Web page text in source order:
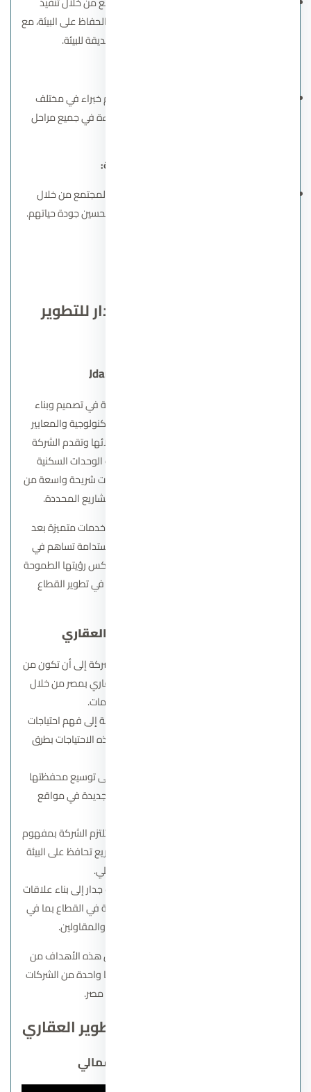
مشروعات تحقق توازنًا بين التنمية الاقتصادية والحفاظ على البيئة، مع
توفير بنى تحتية مستدامة ومرافق صديقة للبيئة.
تعتمد الشركة على فريق عمل متكامل يضم خبراء في مختلف
المجالات، مما يضمن تحقيق التكامل والكفاءة في جميع مراحل
تحرص شركة جدار على المشاركة في تنمية المجتمع من خلال
مبادرات ومشروعات تخدم الأفراد وتسهم في تحسين جودة حياتهم.
مميزات وأهداف شركة جدار للتطوير
تتميز شركة جدار للتطوير العقاري بجودة عالية في تصميم وبناء
مشاريعها حيث تعتمد على أحدث الأساليب التكنولوجية والمعايير
العالمية لضمان تقديم أفضل المنتجات لعملائها وتقدم الشركة
مجموعة متنوعة من المشاريع بما في ذلك الوحدات السكنية
والفيلات والمجمعات التجارية، مما يلبي احتياجات شريحة واسعة من
العملاء كما تلتزم جدار بمواعيد تسليم المشاريع المحددة.
بالإضافة إلى ذلك تركز شركة جدار على تقديم خدمات متميزة بعد
البيع وتسعى الشركة إلى تطوير مشروعات مستدامة تساهم في
الحفاظ على البيئة وتحسين جودة الحياة مما يعكس رؤيتها الطموحة
في تحقيق التنمية المستدامة والمساهمة في تطوير القطاع
أهداف شركة جدار للتطوير العقاري
: تسعى الشركة إلى أن تكون من
الشركات الرائدة في قطاع التطوير العقاري بمصر من خلال
الابتكار والتميز في الخدمات.
: تهدف الشركة إلى فهم احتياجات
عملائها وتقديم حلول عقارية تلبي هذه الاحتياجات بطرق
: تسعى جدار إلى توسيع محفظتها
الاستثمارية من خلال تطوير مشاريع جديدة في مواقع
: تلتزم الشركة بمفهوم
التنمية المستدامة من خلال تنفيذ مشاريع تحافظ على البيئة
وتدعم المجتمع المحلي.
: تهدف جدار إلى بناء علاقات
شراكة قوية مع مختلف الجهات الفاعلة في القطاع بما في
ذلك المستثمرين والمهندسين والمقاولين.
تعمل شركة جدار للتطوير العقاري على تحقيق هذه الأهداف من
خلال استراتيجيات واضحة وموجهة مما يجعلها واحدة من الشركات
الواعدة في قطاع العقارات في مصر.
ابرز مشروعات شركة جدار للتطوير العقاري
قرية سي فيو الساحل الشمالي